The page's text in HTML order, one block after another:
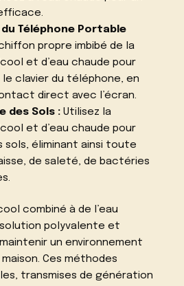
Téléphone Portable
propre imbibé de la
et d’eau chaude pour
clavier du téléphone, en
direct avec l’écran.
des Sols :Utilisez la
et d’eau chaude pour
éliminant ainsi toute
de saleté, de bactéries
combiné à de l’eau
polyvalente et
un environnement
Ces méthodes
transmises de génération